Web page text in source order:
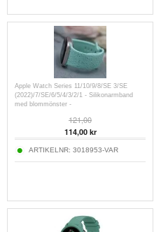
Apple Watch Series 11/10/9/8/SE 3/SE
(2022)/7/SE/6/5/4/3/2/1 - Silikonarmband
med blommönster -
121,00
114,00kr
ARTIKELNR: 3018953-VAR